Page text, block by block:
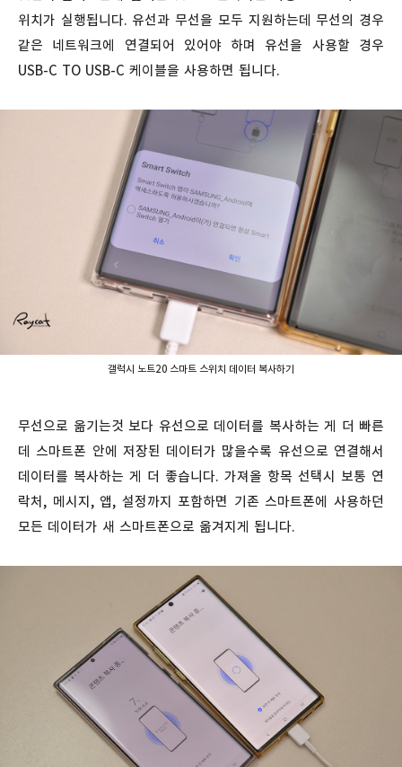
위치가 실행됩니다. 유선과 무선을 모두 지원하는데 무선의 경우
같은 네트워크에 연결되어 있어야 하며 유선을 사용할 경우
USB-C TO USB-C 케이블을 사용하면 됩니다.
갤럭시 노트20 스마트 스위치 데이터 복사하기
무선으로 옮기는것 보다 유선으로 데이터를 복사하는 게 더 빠른
데 스마트폰 안에 저장된 데이터가 많을수록 유선으로 연결해서
데이터를 복사하는 게 더 좋습니다. 가져올 항목 선택시 보통 연
락처, 메시지, 앱, 설정까지 포함하면 기존 스마트폰에 사용하던
모든 데이터가 새 스마트폰으로 옮겨지게 됩니다.